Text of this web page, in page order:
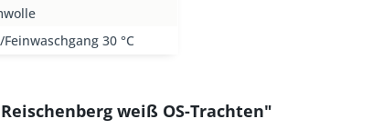
30 °C
weiß OS-Trachten"